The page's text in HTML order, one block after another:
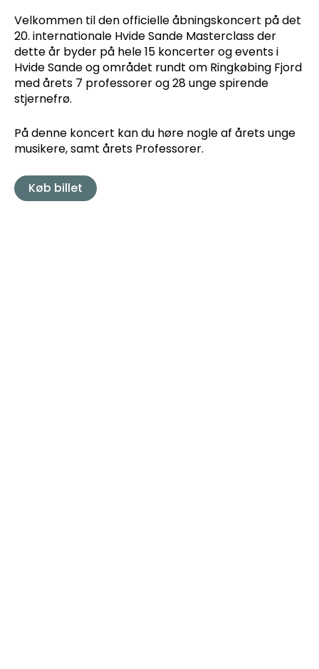
Velkommen til den officielle åbningskoncert på det
20. internationale Hvide Sande Masterclass der
dette år byder på hele 15 koncerter og events i
Hvide Sande og området rundt om Ringkøbing Fjord
med årets 7 professorer og 28 unge spirende
stjernefrø.
På denne koncert kan du høre nogle af årets unge
musikere, samt årets Professorer.
Køb billet